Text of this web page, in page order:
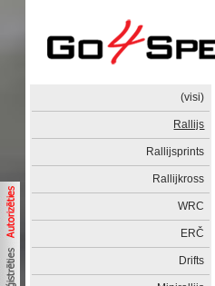
(visi)
Rallijs
Rallijsprints
Rallijkross
WRC
ERČ
Drifts